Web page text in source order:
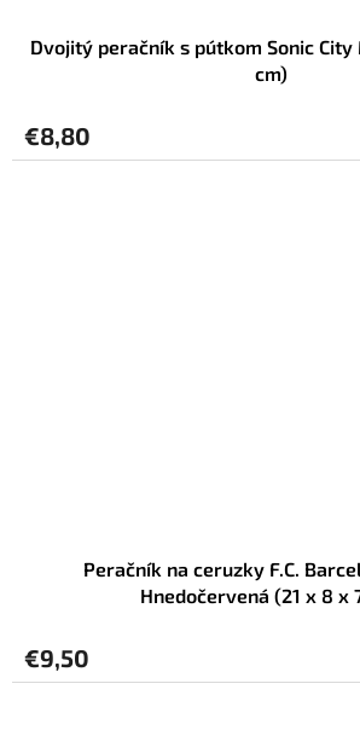
Dvojitý peračník s pútkom Sonic City
cm)
€8,80
Peračník na ceruzky F.C.
Hnedočervená (21 x 8 x
€9,50